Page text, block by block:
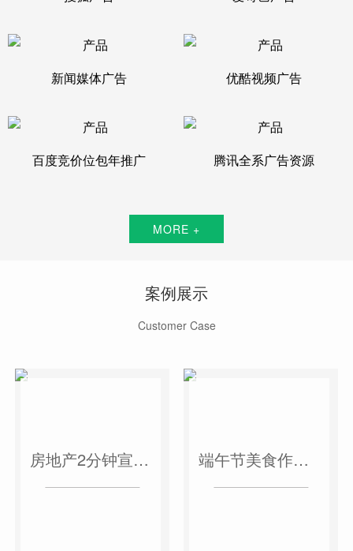
新闻媒体广告 优酷视频广告
百度竞价位包年推广 腾讯全系广告资源
MORE +
案例展示
Customer Case
房地产2分钟宣传片 端午节美食作品短视频案例